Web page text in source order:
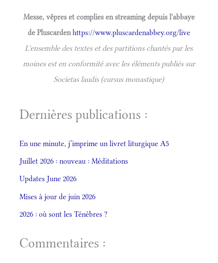
Messe, vêpres et complies en streaming depuis l'abbaye
de Pluscardenhttps://www.pluscardenabbey.org/live
L'ensemble des textes et des partitions chantés par les
moines est en conformité avec les éléments publiés sur
Societas laudis (cursus monastique)
Dernières publications :
En une minute, j’imprime un livret liturgique A5
Juillet 2026 : nouveau : Méditations
Updates June 2026
Mises à jour de juin 2026
2026 : où sont les Ténèbres ?
Commentaires :